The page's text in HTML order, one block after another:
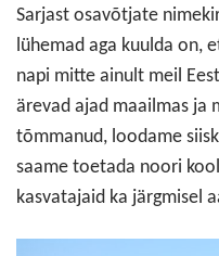
Sarjast osavõtjate
lühemad aga kuulda on,
napi mitte ainult meil
ärevad ajad maailmas ja
tõmmanud, loodame
saame toetada noori
kasvatajaid ka järgmisel